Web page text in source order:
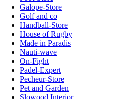
Galope-Store
Golf and co
Handball-Store
House of Rugby
Made in Paradis
Nauti-wave
On-Fight
Padel-Expert
Pecheur-Store
Pet and Garden
Slowood Interior